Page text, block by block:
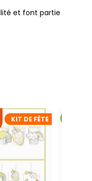
et font partie
KIT DE FÊTE